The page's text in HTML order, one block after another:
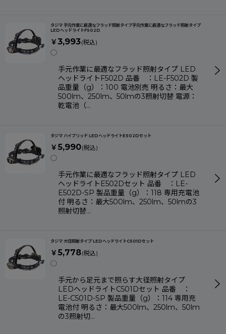
タジマ 手元作業に最適なフラッド照射タイプ手元作業に最適なフラッド照射タイプ
LEDヘッドライトF502D
￥3,993(税込)
◯
手元作業に最適なフラッド照射タイプ LED
ヘッドライトF502D 品番 ：LE-F502D 製
品重量（g）：100 電池別売 明るさ：最大
500lm、250lm、50lmの3照射切替 電源：
乾電池（…
タジマ ハイブリッド LEDヘッドライトE502Dセット
￥5,990(税込)
◯
手元作業に最適なフラッド照射タイプ LED
ヘッドライトE502Dセット 品番 ：LE-
E502D-SP 製品重量（g）：118 専用充電池
付 明るさ：最大500lm、250lm、50lmの3
照射切替…
タジマ 大径照射タイプ LEDヘッドライトC501Dセット
￥5,778(税込)
◯
手元から足元まで照らす大径照射タイプ
LEDヘッドライトC501Dセット 品番 ：
LE-C501D-SP 製品重量（g）：114 専用充
電池付 明るさ：最大500lm、250lm、50lm
の3照射切…